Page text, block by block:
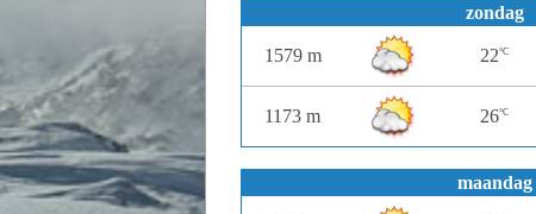
zondag
1579 m 22°C
1173 m 26°C
maandag